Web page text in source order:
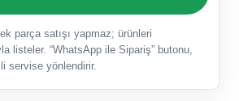
parça satışı yapmaz; ürünleri
listeler. “WhatsApp ile Sipariş” butonu,
servise yönlendirir.